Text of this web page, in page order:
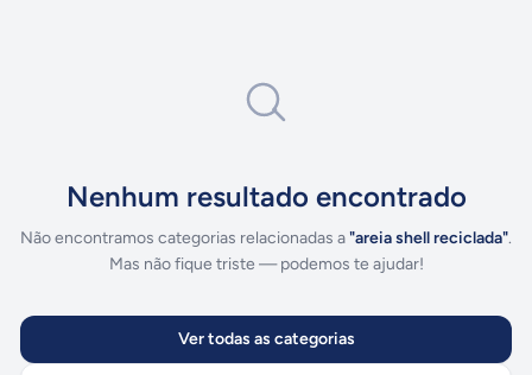
Nenhum resultado encontrado
Não encontramos categorias relacionadas a"areia shell reciclada".
Mas não fique triste — podemos te ajudar!
Ver todas as categorias